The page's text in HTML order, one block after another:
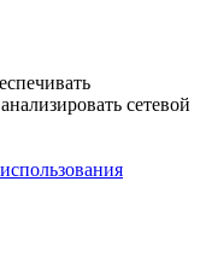
сетевой